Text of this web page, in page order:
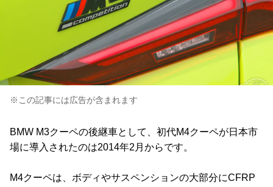
※この記事には広告が含まれます
BMW M3クーペの後継車として、初代M4クーペが日本市
場に導入されたのは2014年2月からです。
M4クーペは、ボディやサスペンションの大部分にCFRP